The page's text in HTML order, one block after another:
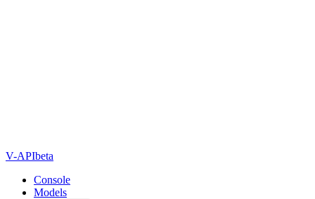
V-APIbeta
Console
Models